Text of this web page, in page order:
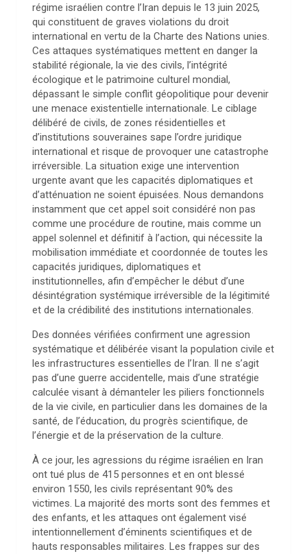
régime israélien contre l’Iran depuis le 13 juin 2025,
qui constituent de graves violations du droit
international en vertu de la Charte des Nations unies.
Ces attaques systématiques mettent en danger la
stabilité régionale, la vie des civils, l’intégrité
écologique et le patrimoine culturel mondial,
dépassant le simple conflit géopolitique pour devenir
une menace existentielle internationale. Le ciblage
délibéré de civils, de zones résidentielles et
d’institutions souveraines sape l’ordre juridique
international et risque de provoquer une catastrophe
irréversible. La situation exige une intervention
urgente avant que les capacités diplomatiques et
d’atténuation ne soient épuisées. Nous demandons
instamment que cet appel soit considéré non pas
comme une procédure de routine, mais comme un
appel solennel et définitif à l’action, qui nécessite la
mobilisation immédiate et coordonnée de toutes les
capacités juridiques, diplomatiques et
institutionnelles, afin d’empêcher le début d’une
désintégration systémique irréversible de la légitimité
et de la crédibilité des institutions internationales.
Des données vérifiées confirment une agression
systématique et délibérée visant la population civile et
les infrastructures essentielles de l’Iran. Il ne s’agit
pas d’une guerre accidentelle, mais d’une stratégie
calculée visant à démanteler les piliers fonctionnels
de la vie civile, en particulier dans les domaines de la
santé, de l’éducation, du progrès scientifique, de
l’énergie et de la préservation de la culture.
À ce jour, les agressions du régime israélien en Iran
ont tué plus de 415 personnes et en ont blessé
environ 1550, les civils représentant 90% des
victimes. La majorité des morts sont des femmes et
des enfants, et les attaques ont également visé
intentionnellement d’éminents scientifiques et de
hauts responsables militaires. Les frappes sur des